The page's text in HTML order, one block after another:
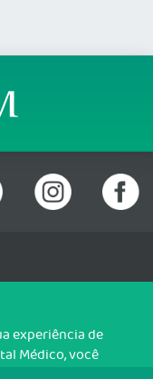
- CEP: 70200-760 -
experiência de
Médico, você